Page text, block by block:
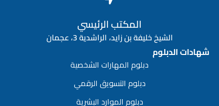
شهادات الدبلوم
دبلوم المهارات الشخصية
دبلوم التسويق الرقمي
دبلوم الموارد البشرية
المكتب الرئيسي
الشيخ خليفة بن زايد، الراشدية 3، عجمان